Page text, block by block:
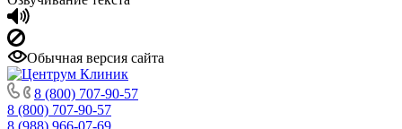
Обычная версия сайта
8 (800) 707-90-57
8 (800) 707-90-57
8 (988) 966-07-69